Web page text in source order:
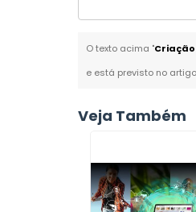
O texto acima "
e está previsto no
Veja Também